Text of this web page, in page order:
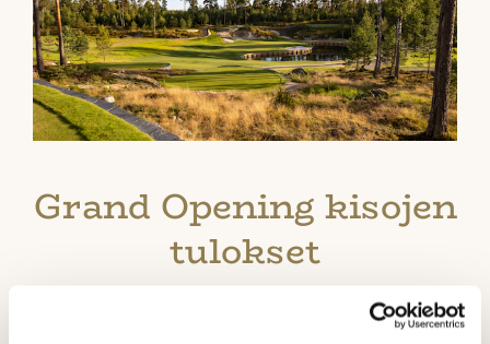
Grand Opening kisojen
tulokset
Rock Golf on vihdoin avattu ja olemme päässeet
nauttimaan avajaisviikon tunnelmasta. Avajaisviikon